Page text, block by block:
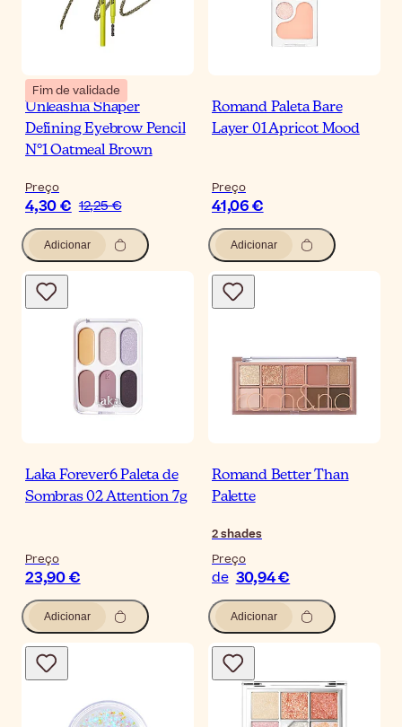
Fim de validade
Unleashia Shaper
Defining Eyebrow Pencil
N°1 Oatmeal Brown
Preço
4,30 € 12,25 €
Adicionar
Romand Paleta Bare
Layer 01 Apricot Mood
Preço
41,06 €
Adicionar
Laka Forever6 Paleta de
Sombras 02 Attention 7g
Preço
23,90 €
Adicionar
Romand Better Than
Palette
2shades
Preço
de 30,94 €
Adicionar